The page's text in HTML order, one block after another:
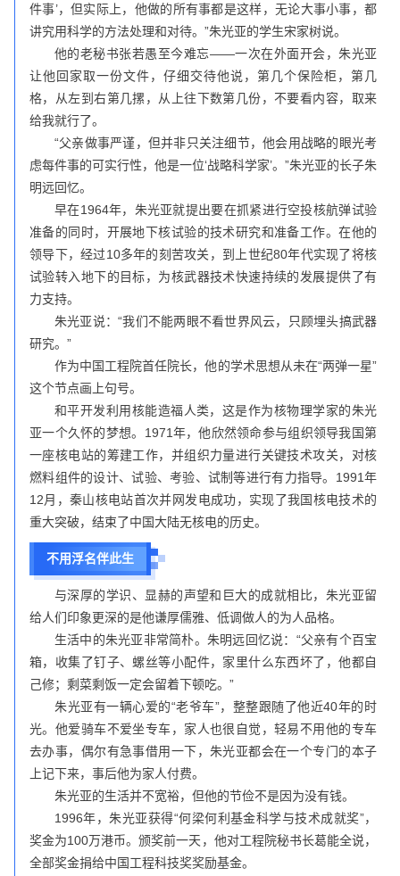
件事’，但实际上，他做的所有事都是这样，无论大事小事，都
讲究用科学的方法处理和对待。”朱光亚的学生宋家树说。
他的老秘书张若愚至今难忘——一次在外面开会，朱光亚
让他回家取一份文件，仔细交待他说，第几个保险柜，第几
格，从左到右第几摞，从上往下数第几份，不要看内容，取来
给我就行了。
“父亲做事严谨，但并非只关注细节，他会用战略的眼光考
虑每件事的可实行性，他是一位‘战略科学家’。”朱光亚的长子朱
明远回忆。
早在1964年，朱光亚就提出要在抓紧进行空投核航弹试验
准备的同时，开展地下核试验的技术研究和准备工作。在他的
领导下，经过10多年的刻苦攻关，到上世纪80年代实现了将核
试验转入地下的目标，为核武器技术快速持续的发展提供了有
力支持。
朱光亚说：“我们不能两眼不看世界风云，只顾埋头搞武器
研究。”
作为中国工程院首任院长，他的学术思想从未在“两弹一星”
这个节点画上句号。
和平开发利用核能造福人类，这是作为核物理学家的朱光
亚一个久怀的梦想。1971年，他欣然领命参与组织领导我国第
一座核电站的筹建工作，并组织力量进行关键技术攻关，对核
燃料组件的设计、试验、考验、试制等进行有力指导。1991年
12月，秦山核电站首次并网发电成功，实现了我国核电技术的
重大突破，结束了中国大陆无核电的历史。
不用浮名伴此生
与深厚的学识、显赫的声望和巨大的成就相比，朱光亚留
给人们印象更深的是他谦厚儒雅、低调做人的为人品格。
生活中的朱光亚非常简朴。朱明远回忆说：“父亲有个百宝
箱，收集了钉子、螺丝等小配件，家里什么东西坏了，他都自
己修；剩菜剩饭一定会留着下顿吃。”
朱光亚有一辆心爱的“老爷车”，整整跟随了他近40年的时
光。他爱骑车不爱坐专车，家人也很自觉，轻易不用他的专车
去办事，偶尔有急事借用一下，朱光亚都会在一个专门的本子
上记下来，事后他为家人付费。
朱光亚的生活并不宽裕，但他的节俭不是因为没有钱。
1996年，朱光亚获得“何梁何利基金科学与技术成就奖”，
奖金为100万港币。颁奖前一天，他对工程院秘书长葛能全说，
全部奖金捐给中国工程科技奖奖励基金。